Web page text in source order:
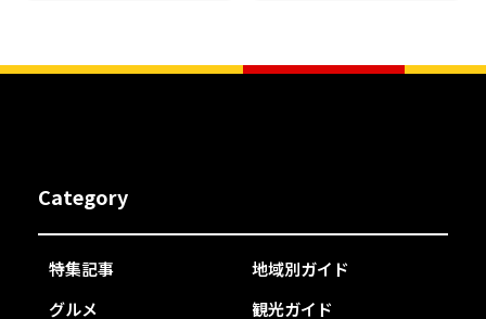
Category
特集記事
地域別ガイド
グルメ
観光ガイド